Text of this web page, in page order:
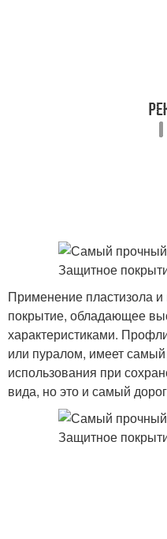
Применение пластизола
покрытие, обладающее
характеристиками.
или пуралом, имеет
использования при
вида, но это и самый